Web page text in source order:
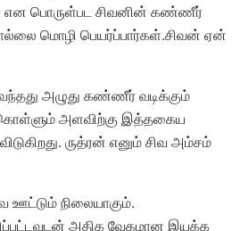
பொருள்பட சிவனின் கண்ணீர்
மொழி பெயர்ப்பார்கள்.சிவன் ஏன்
அழுது கண்ணீர் வடிக்கும்
அளவிற்கு இத்தகைய
ருத்ரன் எனும் சிவ அம்சம்
நிலையாகும்.
அதிக வேகமான இயக்க